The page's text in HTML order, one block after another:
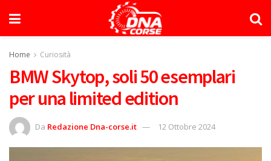
Home Curiosità
BMW Skytop, soli 50 esemplari
per una limited edition
Da Redazione Dna-corse.it 12 Ottobre 2024